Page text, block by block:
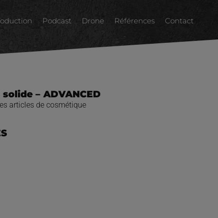
Podcast Drone Références Contact
– ADVANCED
articles de cosmétique